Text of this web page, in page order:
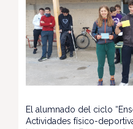
El alumnado del ciclo
Actividades físico-